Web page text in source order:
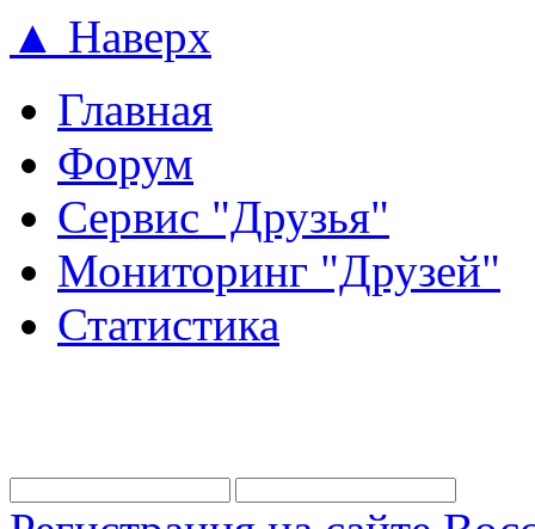
▲ Наверх
Главная
Форум
Сервис "Друзья"
Мониторинг "Друзей"
Статистика